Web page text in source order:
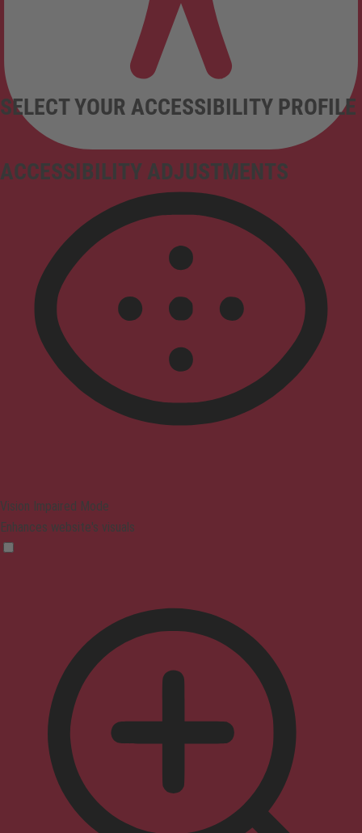
ACCESSIBILITY ADJUSTMENTS
SELECT YOUR ACCESSIBILITY PROFILE
Vision Impaired Mode
Enhances website's visuals